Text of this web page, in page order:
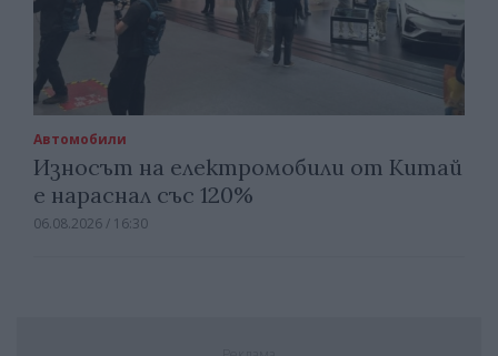
Автомобили
Износът на електромобили от Китай
е нараснал със 120%
06.08.2026 / 16:30